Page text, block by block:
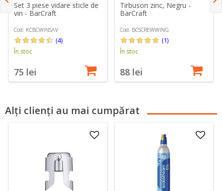
Set 3 piese vidare sticle de
vin - BarCraft
Cod: KCBCWINSAV
(4)
În stoc
75 lei
Tirbuson zinc, Negru -
BarCraft
Cod: BCSCREWWING
(1)
În stoc
88 lei
Alți clienți au mai cumpărat